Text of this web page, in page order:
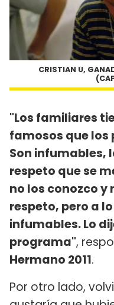
CRISTIAN U,
"Los familiares
famosos que
Son infumables,
respeto que se
no los conozco
respeto, pero a
infumables. Lo
programa",
Hermano 2011.
Por otro lado,